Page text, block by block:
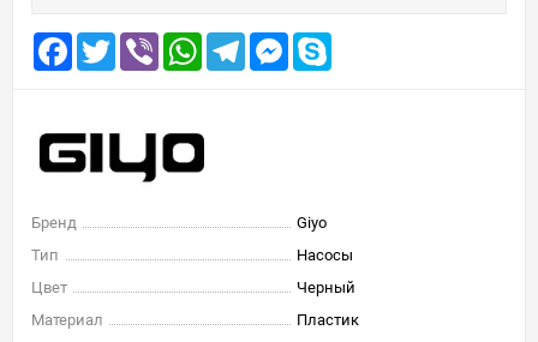
Facebook
TwitterViber WhatsAppTelegramMessenger
Бренд
Giyo
Тип
Насосы
Цвет
Черный
Материал
Пластик